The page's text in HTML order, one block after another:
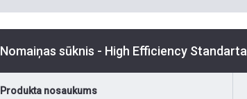
Nomaiņas sūknis - High Efficiency Standarta
Produkta nosaukums